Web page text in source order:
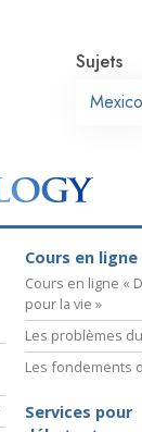
Sujets
Mexico
Cours en ligne
Cours en ligne «
pour la vie »
Les problèmes
Les fondements
Services pour